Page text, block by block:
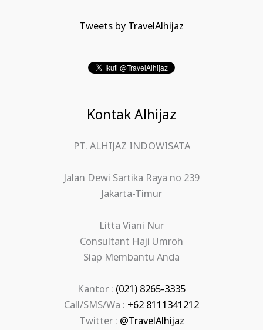
Tweets by TravelAlhijaz
Kontak Alhijaz
PT. ALHIJAZ INDOWISATA
Jalan Dewi Sartika Raya no 239
Jakarta-Timur
Litta Viani Nur
Consultant Haji Umroh
Siap Membantu Anda
Kantor : (021) 8265-3335
Call/SMS/Wa : +62 8111341212
Twitter : @TravelAlhijaz